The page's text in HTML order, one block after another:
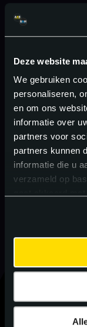
Deze website
We gebruiken
personaliseren,
en om ons
informatie over
partners voor
partners kunnen
informatie die u
verzameld op